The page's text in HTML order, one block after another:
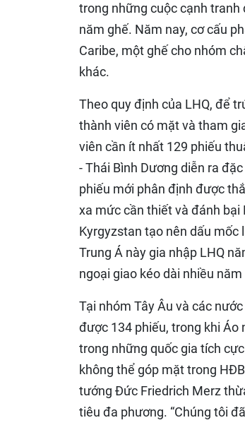
trong những cuộc cạnh tranh
năm ghế. Năm nay, cơ cấu
Caribe, một ghế cho nhóm
khác.
Theo quy định của LHQ, để
thành viên có mặt và tham
viên cần ít nhất 129 phiếu
- Thái Bình Dương diễn ra
phiếu mới phân định được
xa mức cần thiết và đánh bại
Kyrgyzstan tạo nên dấu mốc
Trung Á này gia nhập LHQ
ngoại giao kéo dài nhiều
Tại nhóm Tây Âu và các
được 134 phiếu, trong khi Áo
trong những quốc gia tích
không thể góp mặt trong
tướng Đức Friedrich Merz
tiêu đa phương. “Chúng tôi